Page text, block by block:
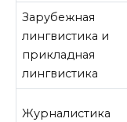
Зарубежная
лингвистика и
прикладная
лингвистика
Журналистика